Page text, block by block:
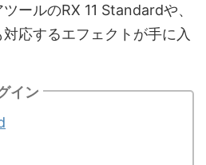
ールのRX 11 Standardや、
応するエフェクトが手に入
イン